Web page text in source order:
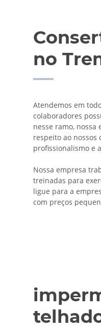
no
Atendemos em
colaboradores
nesse ramo, nossa
respeito ao
profissionalismo e
Nossa empresa
treinadas para
ligue para a
com preços